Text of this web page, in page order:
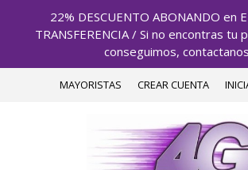
22% DESCUENTO ABONANDO en
TRANSFERENCIA / Si no encontras tu
conseguimos,
MAYORISTAS CREAR CUENTA